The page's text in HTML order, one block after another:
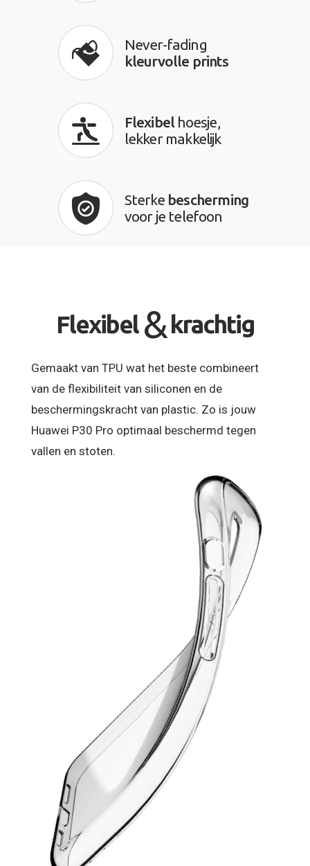
Never-fading
kleurvolle prints
Flexibelhoesje,
lekker makkelijk
Sterke bescherming
voor je telefoon
Flexibel &krachtig
Gemaakt van TPU wat het beste combineert
van de flexibiliteit van siliconen en de
beschermingskracht van plastic. Zo is jouw
Huawei P30 Pro optimaal beschermd tegen
vallen en stoten.